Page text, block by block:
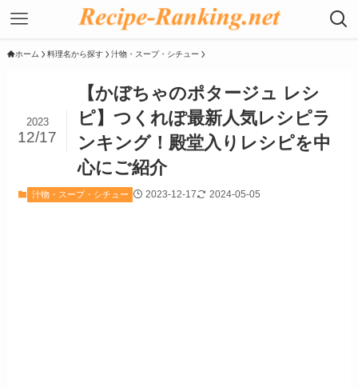
ホーム 料理名から探す 汁物・スープ・シチュー
【かぼちゃのポタージュ レシ
ピ】つくれぽ最新人気レシピラ
ンキング！殿堂入りレシピを中
心にご紹介
2023
12/17
汁物・スープ・シチュー 2023-12-17 2024-05-05